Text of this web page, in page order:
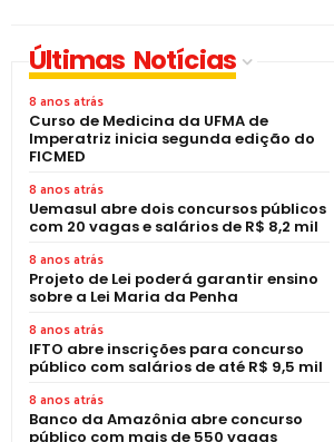
Últimas Notícias
8 anos atrás
Curso de Medicina da UFMA de
Imperatriz inicia segunda edição do
FICMED
8 anos atrás
Uemasul abre dois concursos públicos
com 20 vagas e salários de R$ 8,2 mil
8 anos atrás
Projeto de Lei poderá garantir ensino
sobre a Lei Maria da Penha
8 anos atrás
IFTO abre inscrições para concurso
público com salários de até R$ 9,5 mil
8 anos atrás
Banco da Amazônia abre concurso
público com mais de 550 vagas